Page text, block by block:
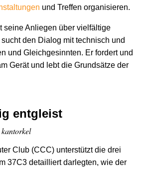
und Treffen organisieren.
seine Anliegen über vielfältige
sucht den Dialog mit technisch und
und Gleichgesinnten. Er fordert und
Gerät und lebt die Grundsätze der
entgleist
Club (CCC) unterstützt die drei
37C3 detailliert darlegten, wie der